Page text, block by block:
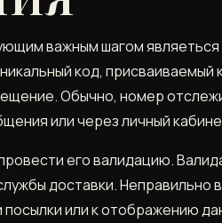
важным шагом
код,
Обычно, номер
или через личный
его валидацию.
доставки.
или к отображению